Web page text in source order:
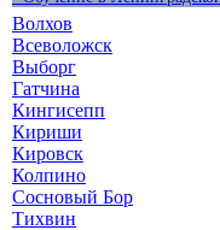
Волхов
Всеволожск
Выборг
Гатчина
Кингисепп
Кириши
Кировск
Колпино
Сосновый Бор
Тихвин